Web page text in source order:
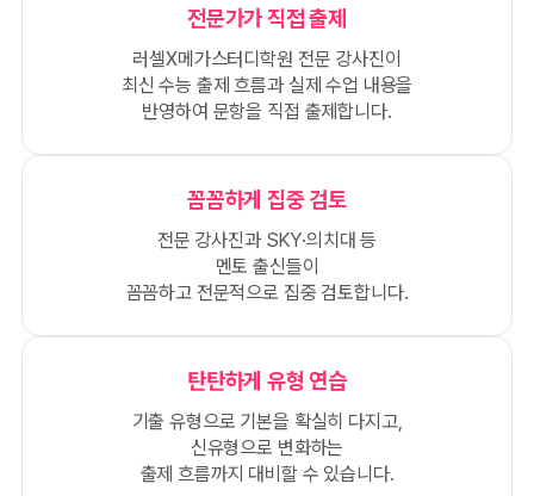
전문가가 직접 출제
러셀X메가스터디학원 전문 강사진이
최신 수능 출제 흐름과 실제 수업 내용을
반영하여 문항을 직접 출제합니다.
꼼꼼하게 집중 검토
전문 강사진과 SKY·의치대 등
멘토 출신들이
꼼꼼하고 전문적으로 집중 검토합니다.
탄탄하게 유형 연습
기출 유형으로 기본을 확실히 다지고,
신유형으로 변화하는
출제 흐름까지 대비할 수 있습니다.